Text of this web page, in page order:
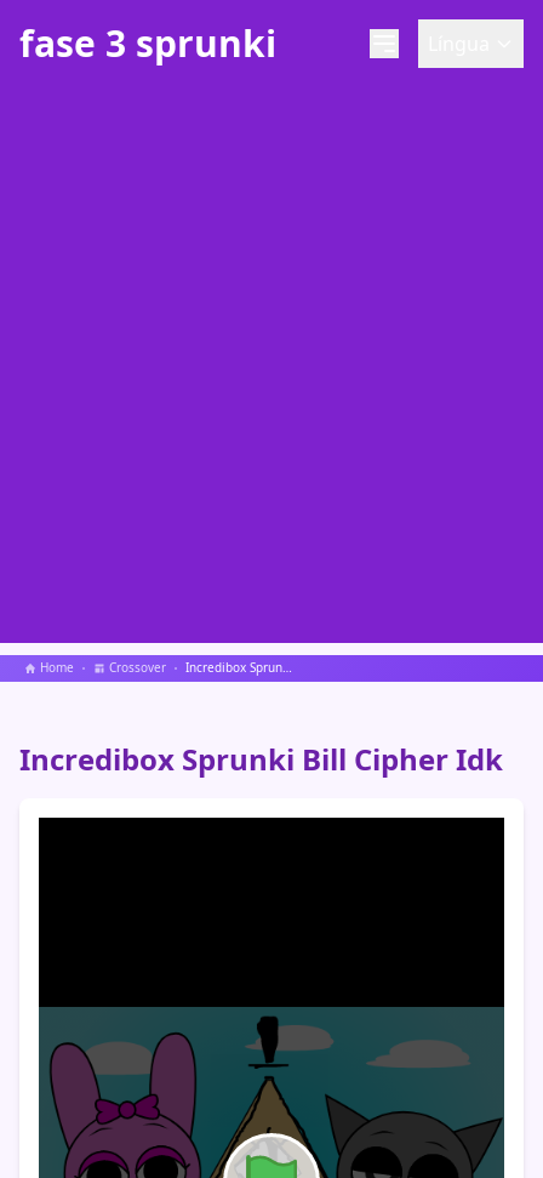
fase 3 sprunki
Home Crossover Incredibox Sprunki Bill Cipher Idk
Incredibox Sprunki Bill Cipher Idk